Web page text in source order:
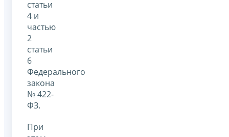
статьи
4 и
частью
2
статьи
6
Федерального
закона
№ 422-
ФЗ.
При